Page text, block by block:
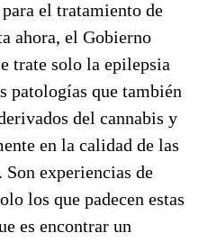
el tratamiento de
ahora, el Gobierno
trate solo la epilepsia
patologías que también
del cannabis y
en la calidad de las
experiencias de
los que padecen estas
es encontrar un